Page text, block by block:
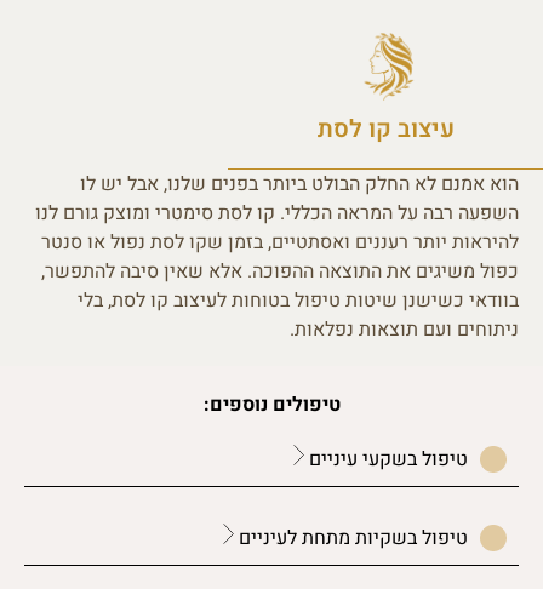
עיצוב קו לסת
הוא אמנם לא החלק הבולט ביותר בפנים שלנו, אבל יש לו
השפעה רבה על המראה הכללי. קו לסת סימטרי ומוצק גורם לנו
להיראות יותר רעננים ואסתטיים, בזמן שקו לסת נפול או סנטר
כפול משיגים את התוצאה ההפוכה. אלא שאין סיבה להתפשר,
בוודאי כשישנן שיטות טיפול בטוחות לעיצוב קו לסת, בלי
ניתוחים ועם תוצאות נפלאות.
טיפולים נוספים:
טיפול בשקעי עיניים
טיפול בשקיות מתחת לעיניים